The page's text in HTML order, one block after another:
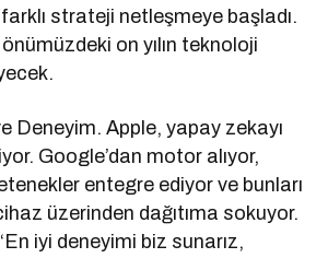
farklı strateji netleşmeye başladı.
on yılın teknoloji
Deneyim. Apple, yapay zekayı
Google’dan motor alıyor,
entegre ediyor ve bunları
üzerinden dağıtıma sokuyor.
iyi deneyimi biz sunarız,